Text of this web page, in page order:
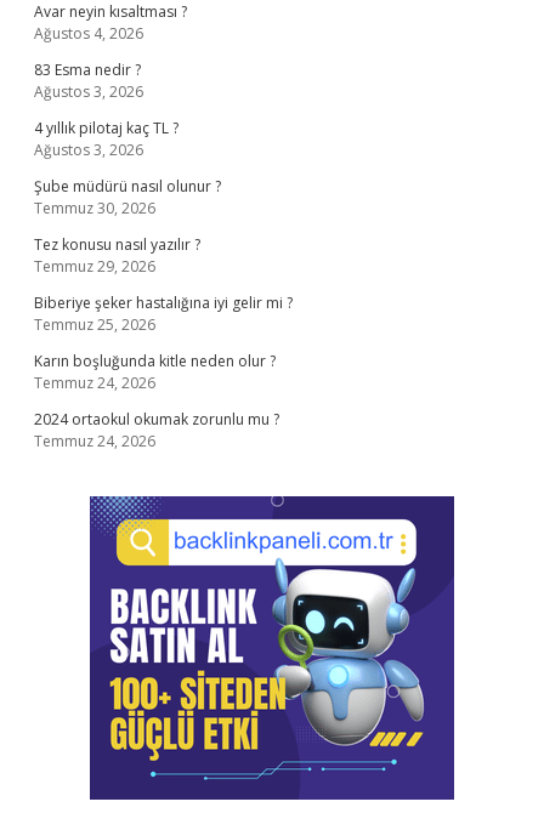
Avar neyin kısaltması ?
Ağustos 4, 2026
83 Esma nedir ?
Ağustos 3, 2026
4 yıllık pilotaj kaç TL ?
Ağustos 3, 2026
Şube müdürü nasıl olunur ?
Temmuz 30, 2026
Tez konusu nasıl yazılır ?
Temmuz 29, 2026
Biberiye şeker hastalığına iyi gelir mi ?
Temmuz 25, 2026
Karın boşluğunda kitle neden olur ?
Temmuz 24, 2026
2024 ortaokul okumak zorunlu mu ?
Temmuz 24, 2026